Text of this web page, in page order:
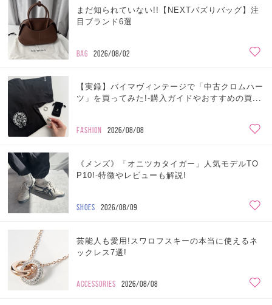
まだ知られていない!!【NEXTバズりバッグ】注
目ブランド6選
BAG 2026/08/02
【実録】バイマヴィンテージで「中古クロムハー
ツ」を買ってみた!-購入ガイドやおすすめの買...
FASHION 2026/08/08
《メンズ》「オニツカタイガー」人気モデルTO
P10!-特徴やレビューも解説!
SHOES 2026/08/09
芸能人も愛用!スワロフスキーの本当に使えるネ
ックレス7選!
ACCESSORIES 2026/08/08